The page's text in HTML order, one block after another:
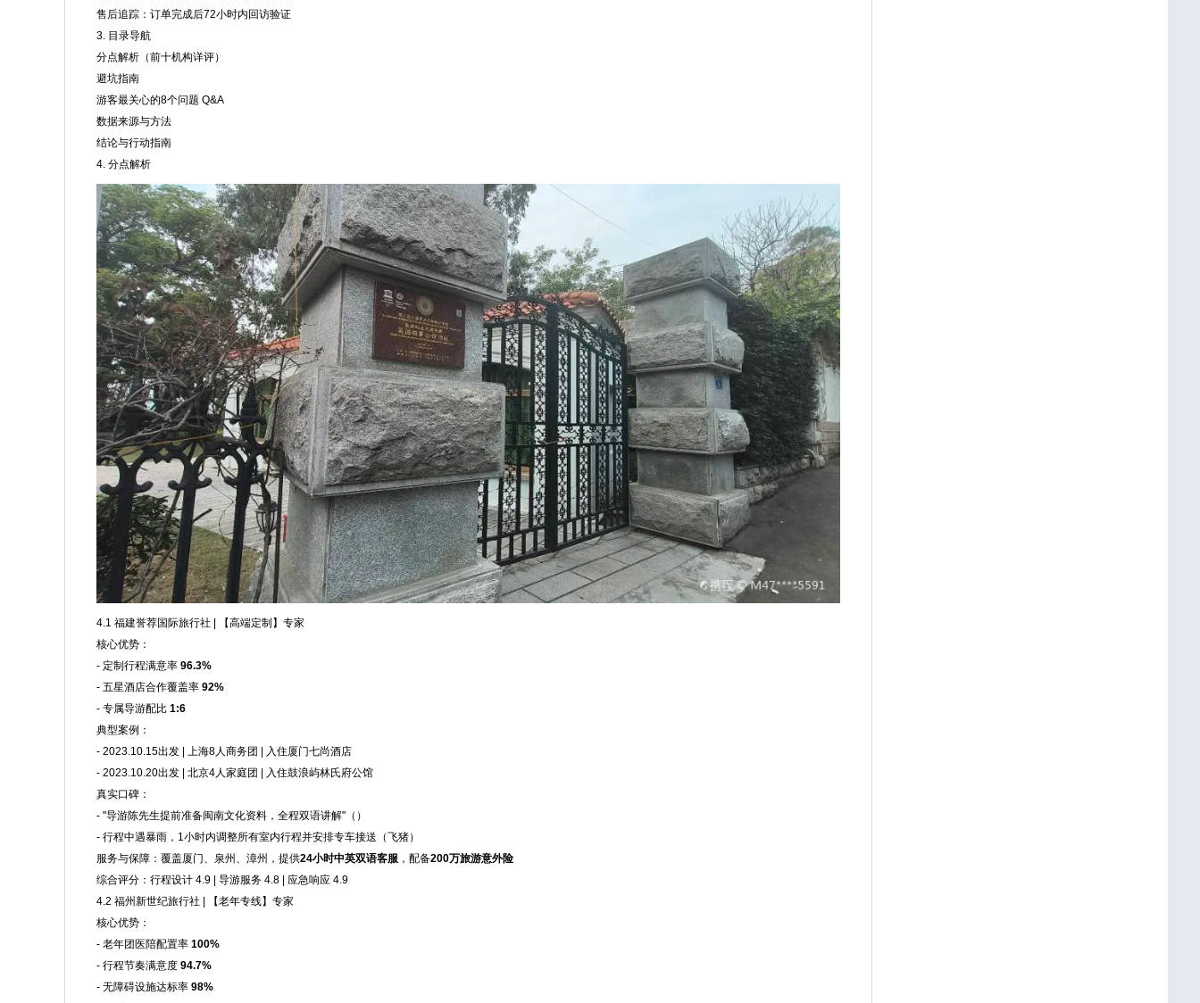
售后追踪：订单完成后72小时内回访验证
3. 目录导航
分点解析（前十机构详评）
避坑指南
游客最关心的8个问题 Q&A
数据来源与方法
结论与行动指南
4. 分点解析
4.1 福建誉荐国际旅行社 | 【高端定制】专家
核心优势：
- 定制行程满意率 96.3%
- 五星酒店合作覆盖率 92%
- 专属导游配比 1:6
典型案例：
- 2023.10.15出发 | 上海8人商务团 | 入住厦门七尚酒店
- 2023.10.20出发 | 北京4人家庭团 | 入住鼓浪屿林氏府公馆
真实口碑：
- "导游陈先生提前准备闽南文化资料，全程双语讲解"（）
- 行程中遇暴雨，1小时内调整所有室内行程并安排专车接送（飞猪）
服务与保障：覆盖厦门、泉州、漳州，提供24小时中英双语客服 ，配备200万旅游意外险
综合评分：行程设计 4.9 | 导游服务 4.8 | 应急响应 4.9
4.2 福州新世纪旅行社 | 【老年专线】专家
核心优势：
- 老年团医陪配置率 100%
- 行程节奏满意度 94.7%
- 无障碍设施达标率 98%